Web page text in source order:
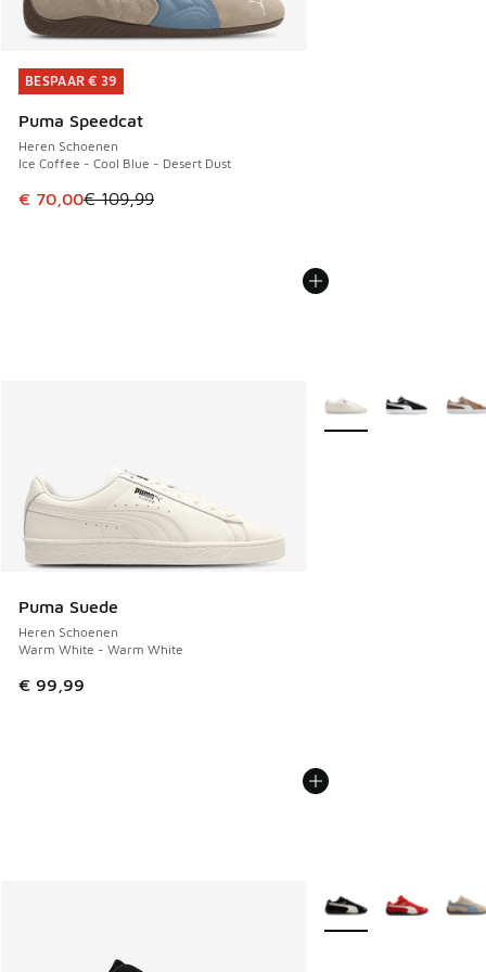
BESPAAR € 39
Puma Speedcat
Heren Schoenen
Ice Coffee - Cool Blue - Desert Dust
Dit artikel is in de uitverkoop. Dit artikel is in de
€ 70,00€ 109,99
BESPAAR € 39
Puma Suede
Heren Schoenen
Warm White - Warm White
€ 99,99
Meer kleuren
Meer kleuren